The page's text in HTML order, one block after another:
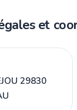
et
29830